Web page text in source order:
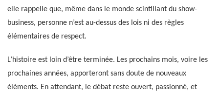
elle rappelle que, même dans le monde scintillant du show-
business, personne n’est au-dessus des lois ni des règles
élémentaires de respect.
L’histoire est loin d’être terminée. Les prochains mois, voire les
prochaines années, apporteront sans doute de nouveaux
éléments. En attendant, le débat reste ouvert, passionné, et